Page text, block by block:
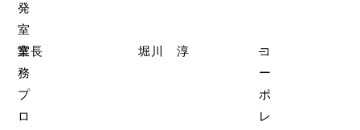
発
室
業
務
プ
ロ
室長 堀川 淳
コ
ー
ポ
レ
–